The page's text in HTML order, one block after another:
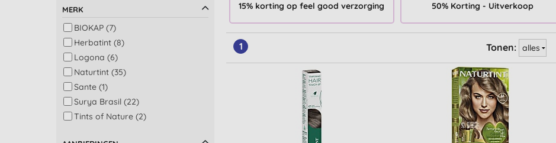
15% korting op feel good verzorging 50% Korting - Uitverkoop
1 Tonen:
MERK
BIOKAP (7)
Herbatint (8)
Logona (6)
Naturtint (35)
Sante (1)
Surya Brasil (22)
Tints of Nature (2)